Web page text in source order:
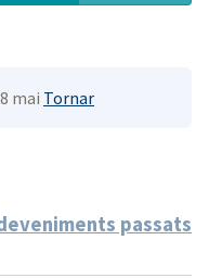
mai Tornar
passats